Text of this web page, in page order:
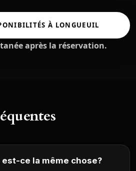
À LONGUEUIL
après la réservation.
ce la même chose?